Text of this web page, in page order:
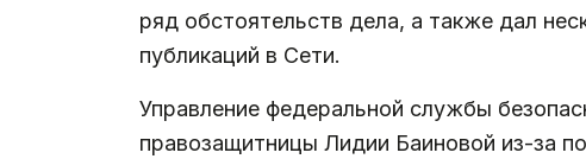
ряд обстоятельств дела, а также дал
публикаций в Сети.
Управление федеральной службы
правозащитницы Лидии Баиновой из-за